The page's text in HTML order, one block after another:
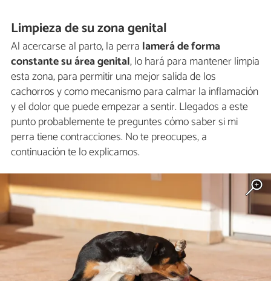
Limpieza de su zona genital
Al acercarse al parto, la perra lamerá de forma
constante su área genital, lo hará para mantener limpia
esta zona, para permitir una mejor salida de los
cachorros y como mecanismo para calmar la inflamación
y el dolor que puede empezar a sentir. Llegados a este
punto probablemente te preguntes cómo saber si mi
perra tiene contracciones. No te preocupes, a
continuación te lo explicamos.